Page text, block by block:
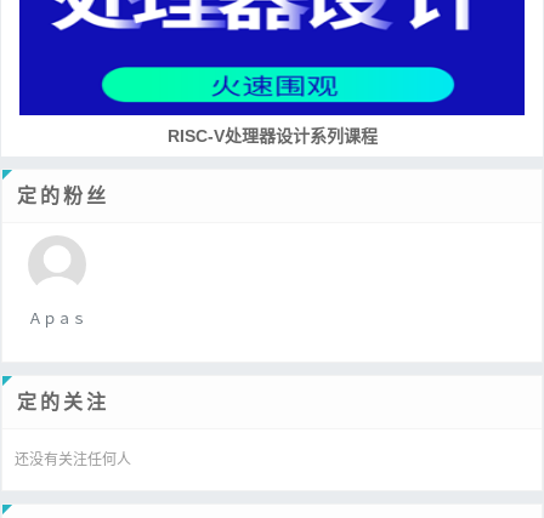
RISC-V处理器设计系列课程
定的粉丝
Ａｐａｓ
定的关注
还没有关注任何人